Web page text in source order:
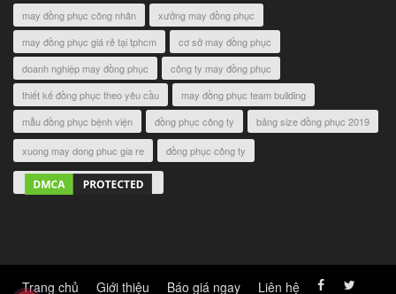
may đồng phục công nhân
xưởng may đồng phục
may đồng phục giá rẻ tại tphcm
cơ sở may đồng phục
doanh nghiệp may đồng phục
công ty may đồng phục
thiết kế đồng phục theo yêu cầu
may đồng phục team building
mẫu đồng phục bệnh viện
đồng phục công ty bảng size đồng phục 2019
xuong may dong phuc gia re đồng phục công ty
Trang chủ Giới thiệu Báo giá ngay Liên hệ